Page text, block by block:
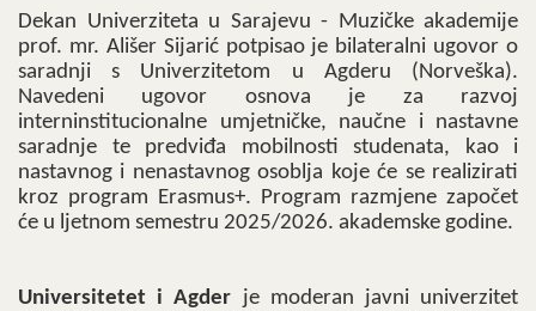
Dekan Univerziteta u Sarajevu - Muzičke akademije
prof. mr. Ališer Sijarić potpisao je bilateralni ugovor o
saradnji s Univerzitetom u Agderu (Norveška).
Navedeni ugovor osnova je za razvoj
interninstitucionalne umjetničke, naučne i nastavne
saradnje te predviđa mobilnosti studenata, kao i
nastavnog i nenastavnog osoblja koje će se realizirati
kroz program Erasmus+. Program razmjene započet
će u ljetnom semestru 2025/2026. akademske godine.
Universitetet i Agder je moderan javni univerzitet